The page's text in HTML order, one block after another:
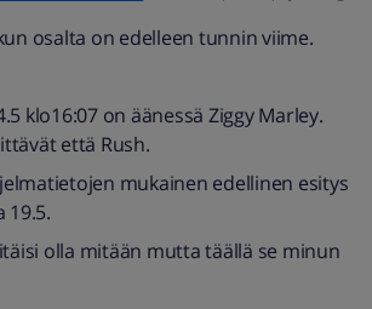
osalta on edelleen tunnin viime.
klo16:07 on äänessä Ziggy Marley.
että Rush.
mukainen edellinen esitys
19.5.
olla mitään mutta täällä se minun